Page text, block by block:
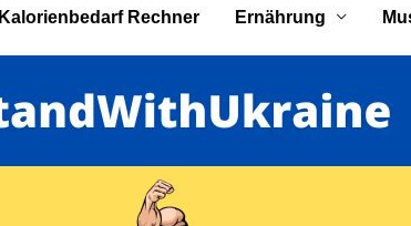
Kalorienbedarf Rechner Ernährung